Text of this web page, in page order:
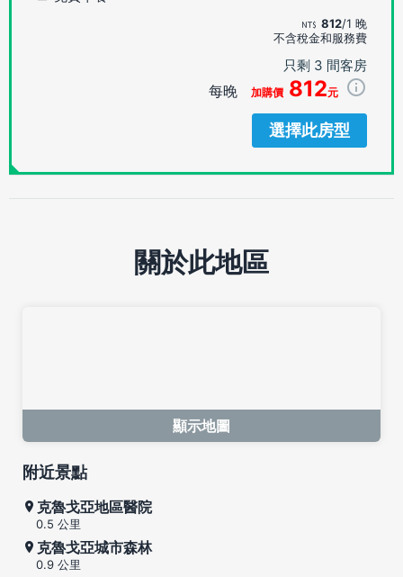
812/1 晚
不含稅金和服務費
只剩 3 間客房
每晚 加購價 812元
選擇此房型
關於此地區
顯示地圖
附近景點
克魯戈亞地區醫院
0.5 公里
克魯戈亞城市森林
0.9 公里